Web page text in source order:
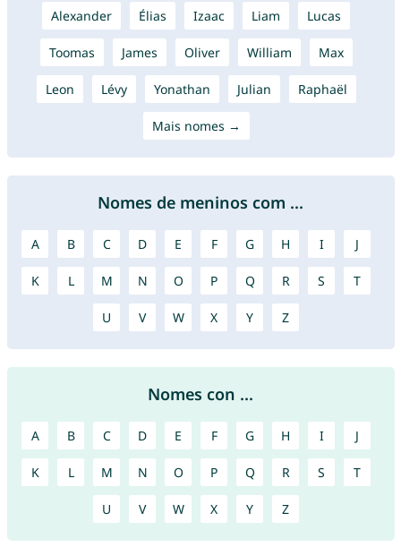
Alexander Élias Izaac Liam Lucas
Toomas James Oliver William Max
Leon Lévy Yonathan Julian Raphaël
Mais nomes →
Nomes de meninos com ...
A B C D E F G H I J
K L M N O P Q R S T
U V W X Y Z
Nomes con ...
A B C D E F G H I J
K L M N O P Q R S T
U V W X Y Z